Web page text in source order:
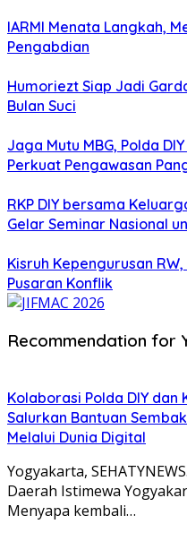
IARMI Menata Langkah,
Pengabdian
Humoriezt Siap Jadi
Bulan Suci
Jaga Mutu MBG, Polda
Perkuat Pengawasan
RKP DIY bersama
Gelar Seminar Nasional
Kisruh Kepengurusan
Pusaran Konflik
Recommendation for
Kolaborasi Polda DIY
Salurkan Bantuan
Melalui Dunia Digital
Yogyakarta,
Daerah Istimewa
Menyapa kembali…